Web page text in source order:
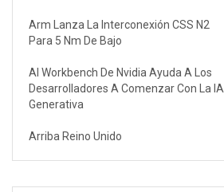
Arm Lanza La Interconexión CSS N2
Para 5 Nm De Bajo
AI Workbench De Nvidia Ayuda A Los
Desarrolladores A Comenzar Con La IA
Generativa
Arriba Reino Unido